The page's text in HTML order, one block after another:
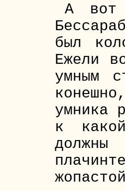
А вот
был
Ежели
умным
умника
к